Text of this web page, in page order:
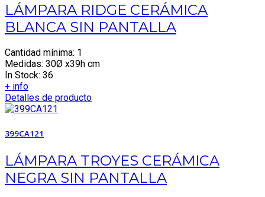
LÁMPARA RIDGE CERÁMICA
BLANCA SIN PANTALLA
Cantidad mínima: 1
Medidas: 30Ø x39h cm
In Stock: 36
+ info
Detalles de producto
399CA121
LÁMPARA TROYES CERÁMICA
NEGRA SIN PANTALLA